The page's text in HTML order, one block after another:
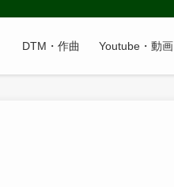
DTM・作曲 Youtube・動画